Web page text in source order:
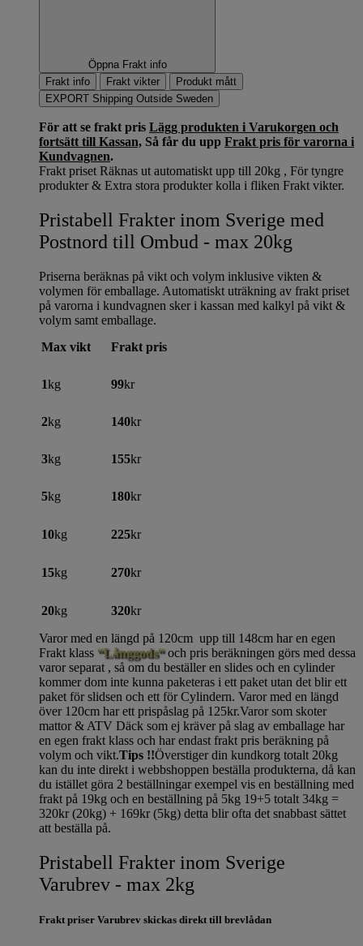
Öppna Frakt info
Frakt info
Frakt vikter
Produkt mått
EXPORT Shipping Outside Sweden
För att se frakt pris Lägg produkten i Varukorgen och
fortsätt till Kassan, Så får du upp Frakt pris för varorna i
Kundvagnen.
Frakt priset Räknas ut automatiskt upp till 20kg , För tyngre
produkter & Extra stora produkter kolla i fliken Frakt vikter.
Pristabell Frakter inom Sverige med
Postnord till Ombud - max 20kg
Priserna beräknas på vikt och volym inklusive vikten &
volymen för emballage. Automatiskt uträkning av frakt priset
på varorna i kundvagnen sker i kassan med kalkyl på vikt &
volym samt emballage.
Max vikt
Frakt pris
1kg 99kr
2kg 140kr
3kg 155kr
5kg 180kr
10kg 225kr
15kg 270kr
20kg 320kr
Varor med en längd på 120cm upp till 148cm har en egen
Frakt klass “Långgods“och pris beräkningen görs med dessa
varor separat , så om du beställer en slides och en cylinder
kommer dom inte kunna paketeras i ett paket utan det blir ett
paket för slidsen och ett för Cylindern. Varor med en längd
över 120cm har ett prispåslag på 125kr.Varor som skoter
mattor & ATV Däck som ej kräver på slag av emballage har
en egen frakt klass och har endast frakt pris beräkning på
volym och vikt.Tips !!Överstiger din kundkorg totalt 20kg
kan du inte direkt i webbshoppen beställa produkterna, då kan
du istället göra 2 beställningar exempel vis en beställning med
frakt på 19kg och en beställning på 5kg 19+5 totalt 34kg =
320kr (20kg) + 169kr (5kg) detta blir ofta det snabbast sättet
att beställa på.
Pristabell Frakter inom Sverige
Varubrev - max 2kg
Frakt priser Varubrev skickas direkt till brevlådan